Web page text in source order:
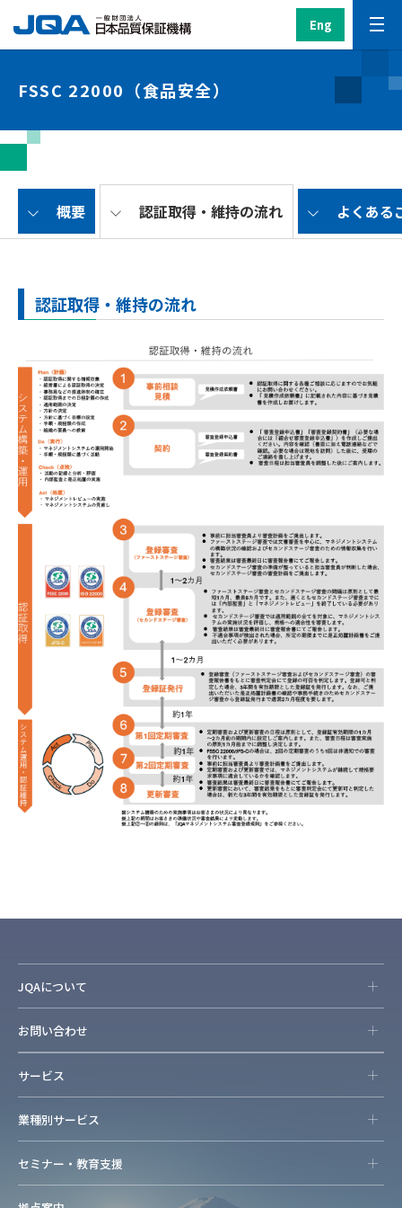
Eng
FSSC 22000（食品安全）
概要 認証取得・維持の流れ よくある
認証取得・維持の流れ
JQAについて
お問い合わせ
サービス
業種別サービス
セミナー・教育支援